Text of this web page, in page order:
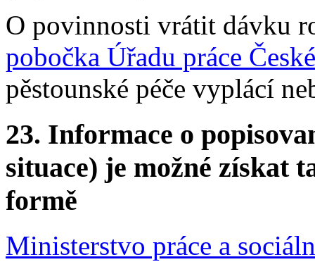
O povinnosti vrátit dávku
pobočka Úřadu práce
pěstounské péče vyplácí
23. Informace o
situace) je možné získat
formě
Ministerstvo práce a